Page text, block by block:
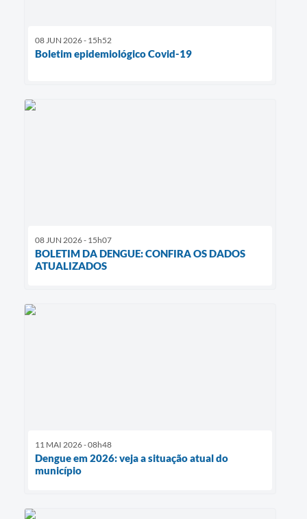
08 JUN 2026 - 15h52
Boletim epidemiológico Covid-19
08 JUN 2026 - 15h07
BOLETIM DA DENGUE: CONFIRA OS DADOS
ATUALIZADOS
11 MAI 2026 - 08h48
Dengue em 2026: veja a situação atual do
município